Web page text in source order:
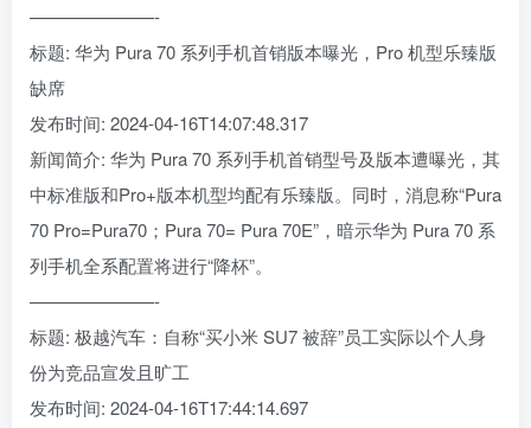
———————-
标题: 华为 Pura 70 系列手机首销版本曝光，Pro 机型乐臻版
缺席
发布时间: 2024-04-16T14:07:48.317
新闻简介: 华为 Pura 70 系列手机首销型号及版本遭曝光，其
中标准版和Pro+版本机型均配有乐臻版。同时，消息称“Pura
70 Pro=Pura70；Pura 70= Pura 70E”，暗示华为 Pura 70 系
列手机全系配置将进行“降杯”。
———————-
标题: 极越汽车：自称“买小米 SU7 被辞”员工实际以个人身
份为竞品宣发且旷工
发布时间: 2024-04-16T17:44:14.697